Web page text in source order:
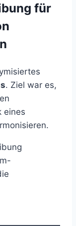
für
. Ziel war es,
eines